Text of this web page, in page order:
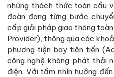
những thách thức toàn cầu
đoàn đang từng bước
cấp giải pháp giao thông
Provider), thông qua các
phương tiện bay tiên tiến
công nghệ không phát thải
điện. Với tầm nhìn hướng